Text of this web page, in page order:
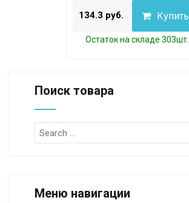
134.3 руб. Купить
Остаток на складе 303шт.
Поиск товара
Меню навигации